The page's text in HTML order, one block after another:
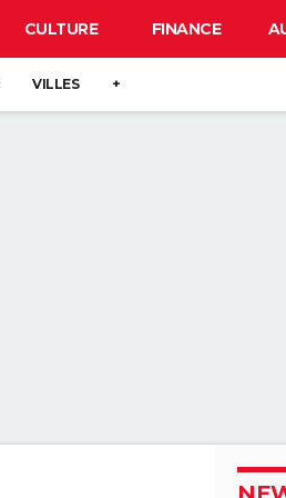
CULTURE FINANCE
VILLES +